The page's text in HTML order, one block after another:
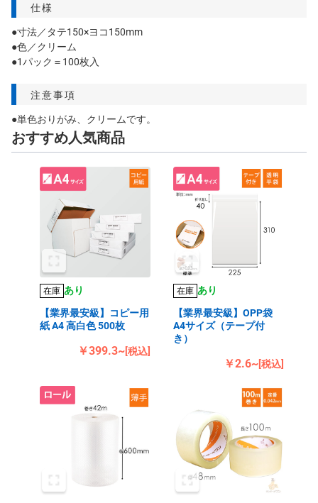
仕様
●寸法／タテ150×ヨコ150mm
●色／クリーム
●1パック＝100枚入
注意事項
●単色おりがみ、クリームです。
おすすめ人気商品
在庫 あり
【業界最安級】コピー用
紙 A4 高白色 500枚
￥399.3~[税込]
在庫 あり
【業界最安級】OPP袋
A4サイズ（テープ付
き）
￥2.6~[税込]